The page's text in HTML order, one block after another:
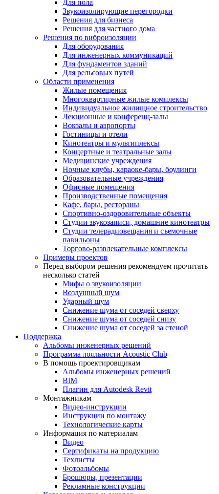
Для пола
Звукоизолирующие перегородки
Решения для бизнеса
Решения для частного дома
Решения по виброизоляции
Для оборудования
Для инженерных коммуникаций
Для фундаментов зданий
Для рельсовых путей
Области применения
Жилые помещения
Многоквартирные жилые комплексы
Индивидуальное жилищное строительство
Лекционные и конференц-залы
Вокзалы и аэропорты
Гостиницы и отели
Кинотеатры и мультиплексы
Концертные и театральные залы
Медицинские учреждения
Ночные клубы, караоке-бары, боулинги
Образовательные учреждения
Офисные помещения
Производственные помещения
Кафе, бары, рестораны
Спортивно-оздоровительные объекты
Студии звукозаписи, домашние кинотеатры
Студии телерадиовещания и съемочные
павильоны
Торгово-развлекательные комплексы
Примеры проектов
Перед выбором решения рекомендуем прочитать
несколько статей
Мифы о звукоизоляции
Воздушный шум
Ударный шум
Снижение шума от соседей сверху
Снижение шума от соседей снизу
Снижение шума от соседей за стеной
Поддержка
Альбомы инженерных решений
Программа лояльности Acoustic Club
В помощь проектировщикам
Альбомы инженерных решений
BIM
Плагин для Autodesk Revit
Монтажникам
Видео-инструкции
Инструкции по монтажу
Технологические карты
Информация по материалам
Видео
Сертификаты на продукцию
Техлисты
Фотоальбомы
Брошюры, презентации
Рекламные конструкции